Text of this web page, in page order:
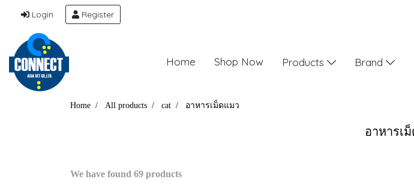
Login Register
Home Shop Now Products Brand
Home All products cat อาหารเม็ดแมว
อาหารเ
We have found 69 products